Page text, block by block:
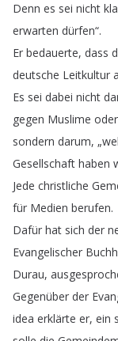
Denn es sei nicht
erwarten dürfen“.
Er bedauerte, dass
deutsche Leitkultur
Es sei dabei nicht
gegen Muslime oder
sondern darum, „
Gesellschaft haben
Jede christliche
für Medien berufen.
Dafür hat sich der
Evangelischer
Durau,
Gegenüber der
idea erklärte er, ein